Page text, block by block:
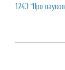
1243 “Про